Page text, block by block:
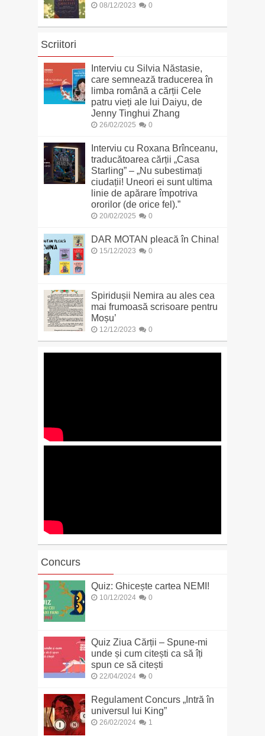
08/12/2023 0
Scriitori
Interviu cu Silvia Năstasie,
care semnează traducerea în
limba română a cărții Cele
patru vieți ale lui Daiyu, de
Jenny Tinghui Zhang
26/02/2025 0
Interviu cu Roxana Brînceanu,
traducătoarea cărții „Casa
Starling” – „Nu subestimați
ciudații! Uneori ei sunt ultima
linie de apărare împotriva
ororilor (de orice fel).”
20/02/2025 0
DAR MOTAN pleacă în China!
15/12/2023 0
Spiridușii Nemira au ales cea
mai frumoasă scrisoare pentru
Moșu’
12/12/2023 0
Concurs
Quiz: Ghicește cartea NEMI!
10/12/2024 0
Quiz Ziua Cărții – Spune-mi
unde și cum citești ca să îți
spun ce să citești
22/04/2024 0
Regulament Concurs „Intră în
universul lui King”
26/02/2024 1